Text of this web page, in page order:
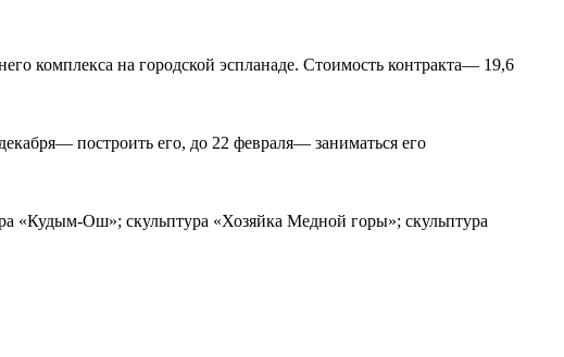
комплекса на городской эспланаде. Стоимость контракта— 19,6
построить его, до 22 февраля— заниматься его
«Кудым-Ош»; скульптура «Хозяйка Медной горы»; скульптура